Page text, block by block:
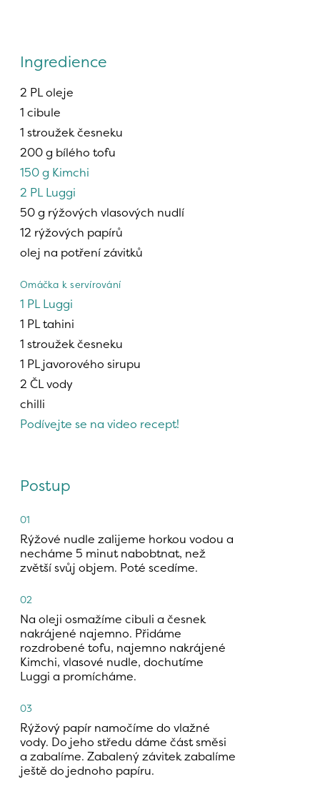
Ingredience
2 PL oleje
1 cibule
1 stroužek česneku
200 g bílého tofu
150 g Kimchi
2 PL Luggi
50 g rýžových vlasových nudlí
12 rýžových papírů
olej na potření závitků
Omáčka k servírování
1 PL Luggi
1 PL tahini
1 stroužek česneku
1 PL javorového sirupu
2 ČL vody
chilli
Podívejte se na video recept!
Postup
01
Rýžové nudle zalijeme horkou vodou a
necháme 5 minut nabobtnat, než
zvětší svůj objem. Poté scedíme.
02
Na oleji osmažíme cibuli a česnek
nakrájené najemno. Přidáme
rozdrobené tofu, najemno nakrájené
Kimchi, vlasové nudle, dochutíme
Luggi a promícháme.
03
Rýžový papír namočíme do vlažné
vody. Do jeho středu dáme část směsi
a zabalíme. Zabalený závitek zabalíme
ještě do jednoho papíru.